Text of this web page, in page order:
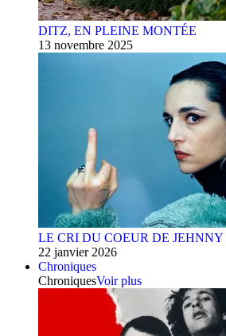
DITZ, EN PLEINE MONTÉE
13 novembre 2025
LE CRI DU COEUR DE JEHNNY
22 janvier 2026
Chroniques
ChroniquesVoir plus